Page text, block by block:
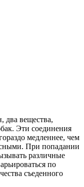
два вещества,
Эти соединения
медленнее, чем
При попадании
различные
по
съеденного